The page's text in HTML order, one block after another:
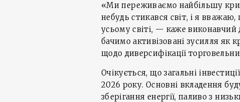
«Ми переживаємо найбільшу
небудь стикався світ, і я вважаю,
усьому світі, — каже
бачимо активізовані зусилля як
щодо диверсифікації
Очікується, що загальні
2026 року. Основні вкладення
зберігання енергії, паливо з